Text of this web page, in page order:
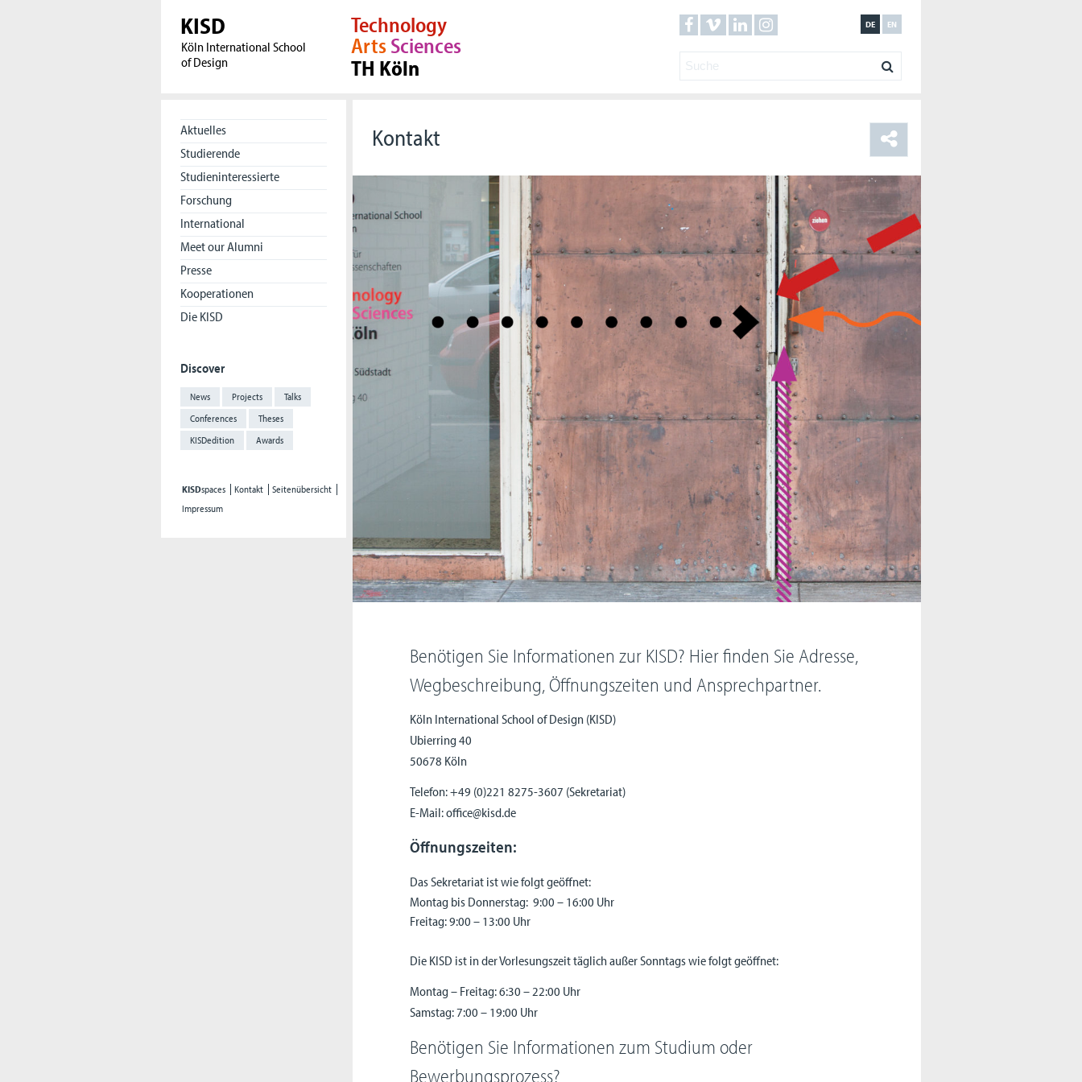
KISD
Köln International School
of Design
EN
DE
Technology
ArtsSciences
TH Köln
Aktuelles
Studierende
Studieninteressierte
Forschung
International
Meet our Alumni
Presse
Kooperationen
Die KISD
Discover
News Projects
Talks
Conferences
Theses
KISDedition
Awards
KISDspaces Kontakt
Seitenübersicht
Impressum
Kontakt
Benötigen Sie Informationen zur KISD? Hier finden Sie Adresse,
Wegbeschreibung, Öffnungszeiten und Ansprechpartner.
Köln International School of Design (KISD)
Ubierring 40
50678 Köln
Telefon: +49 (0)221 8275-3607 (Sekretariat)
E-Mail: office@kisd.de
Öffnungszeiten:
Das Sekretariat ist wie folgt geöffnet:
Montag bis Donnerstag: 9:00 – 16:00 Uhr
Freitag: 9:00 – 13:00 Uhr
Die KISD ist in der Vorlesungszeit täglich außer Sonntags wie folgt geöffnet:
Montag – Freitag: 6:30 – 22:00 Uhr
Samstag: 7:00 – 19:00 Uhr
Benötigen Sie Informationen zum Studium oder
Bewerbungsprozess?